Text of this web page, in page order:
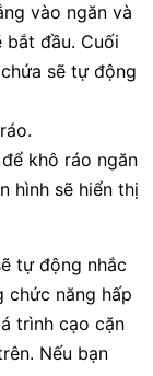
vào ngăn và
bắt đầu. Cuối
sẽ tự động
khô ráo ngăn
hình sẽ hiển thị
tự động nhắc
chức năng hấp
trình cạo cặn
Nếu bạn